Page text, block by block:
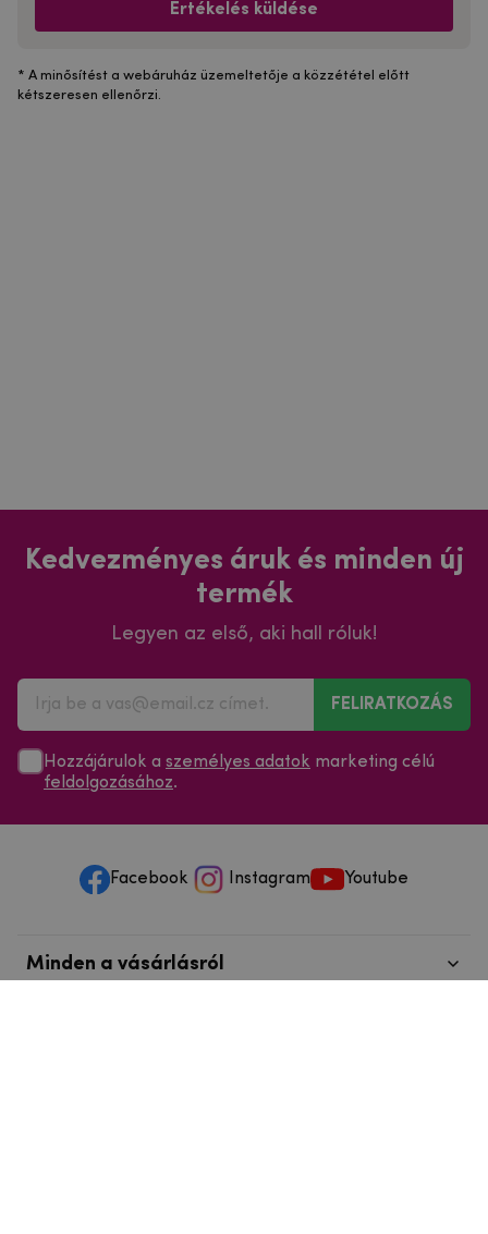
Értékelés küldése
* A minősítést a webáruház üzemeltetője a közzététel előtt
kétszeresen ellenőrzi.
Kedvezményes áruk és minden új
termék
Legyen az első, aki hall róluk!
FELIRATKOZÁS
Hozzájárulok a személyes adatok marketing célú
feldolgozásához.
Facebook Instagram Youtube
Minden a vásárlásról